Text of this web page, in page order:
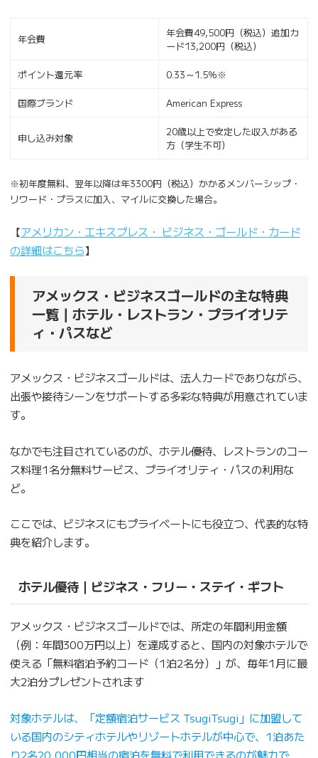
年会費
年会費49,500円（税込）追加カ
ード13,200円（税込）
ポイント還元率 0.33～1.5％※
国際ブランド American Express
申し込み対象
20歳以上で安定した収入がある
方（学生不可）
※初年度無料、翌年以降は年3300円（税込）かかるメンバーシップ・
リワード・プラスに加入、マイルに交換した場合。
【アメリカン・エキスプレス・ ビジネス・ゴールド・カード
の詳細はこちら】
アメックス・ビジネスゴールドの主な特典
一覧｜ホテル・レストラン・プライオリテ
ィ・パスなど
アメックス・ビジネスゴールドは、法人カードでありながら、
出張や接待シーンをサポートする多彩な特典が用意されていま
す。
なかでも注目されているのが、ホテル優待、レストランのコー
ス料理1名分無料サービス、プライオリティ・パスの利用な
ど。
ここでは、ビジネスにもプライベートにも役立つ、代表的な特
典を紹介します。
ホテル優待｜ビジネス・フリー・ステイ・ギフト
アメックス・ビジネスゴールドでは、所定の年間利用金額
（例：年間300万円以上）を達成すると、国内の対象ホテルで
使える「無料宿泊予約コード（1泊2名分）」が、毎年1月に最
大2泊分プレゼントされます
対象ホテルは、「定額宿泊サービス TsugiTsugi」に加盟して
いる国内のシティホテルやリゾートホテルが中心で、1泊あた
り2名20,000円相当の宿泊を無料で利用できるのが魅力で